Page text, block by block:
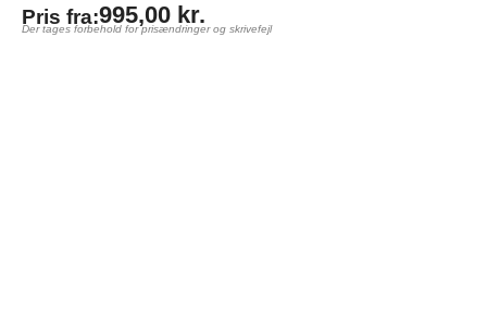
Pris fra:995,00 kr.
Der tages forbehold for prisændringer og skrivefejl